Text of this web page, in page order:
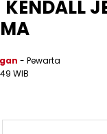
- Pewarta
WIB